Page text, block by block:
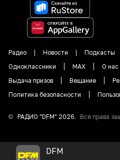
Радио Новости Подкасты
Одноклассники
MAX О нас
Выдача призов
Вещание
Политика безопасности
© РАДИО "DFM" 2026. Все права
DFM